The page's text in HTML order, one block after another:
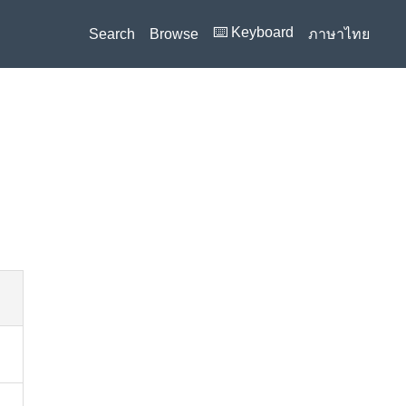
Search Browse ⌨️ Keyboard ภาษาไทย